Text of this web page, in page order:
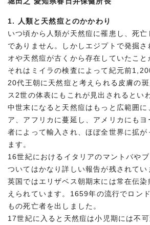
1.
人類と天然痘とのかかわり
いつ頃から人類が天然痘に罹患し、死
でありません。しかしエジプトで発掘さ
オや天然痘が古くから存在していたこと
それはミイラの検査によって紀元前
20代王朝に天然痘と考えられる皮膚の
ス2世の体表にもこれが見出されるとい
中世末になると天然痘はもっと広範囲に
ア、アフリカに蔓延し、アメリカにもヨ
者によって輸入され、ほぼ全世界に拡
ます。
16世紀におけるイタリアのマントバや
ついてはかなり詳しい報告が残されてい
英国ではエリザベス朝期末には常在伝
えられています。1659年の流行でロン
もの死亡者を出しました。
17世紀に入ると天然痘は小児期には不